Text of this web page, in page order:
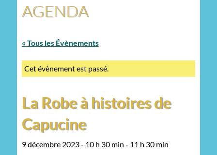
AGENDA
« Tous les Évènements
Cet évènement est passé.
La Robe à histoires de
Capucine
9 décembre 2023 - 10 h 30 min - 11 h 30 min